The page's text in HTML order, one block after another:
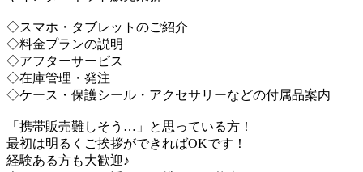
◇スマホ・タブレットのご紹介
◇料金プランの説明
◇アフターサービス
◇在庫管理・発注
◇ケース・保護シール・アクセサリーなどの付属品案内
「携帯販売難しそう…」と思っている方！
最初は明るくご挨拶ができればOKです！
経験ある方も大歓迎♪